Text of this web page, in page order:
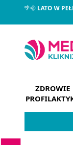
🌴🌞LATO W
ZDROWIE